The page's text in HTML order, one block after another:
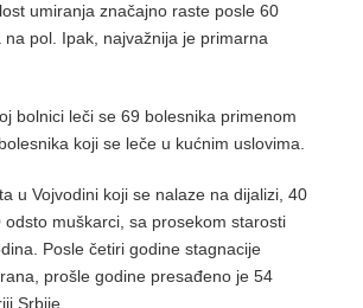
umiranja značajno raste posle 60
pol. Ipak, najvažnija je primarna
bolnici leči se 69 bolesnika primenom
koji se leče u kućnim uslovima.
u Vojvodini koji se nalaze na dijalizi, 40
muškarci, sa prosekom starosti
Posle četiri godine stagnacije
prošle godine presađeno je 54
Srbije.